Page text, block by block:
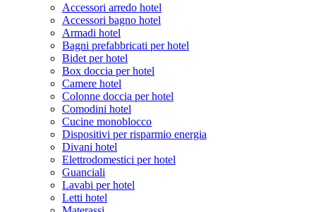
Accessori arredo hotel
Accessori bagno hotel
Armadi hotel
Bagni prefabbricati per hotel
Bidet per hotel
Box doccia per hotel
Camere hotel
Colonne doccia per hotel
Comodini hotel
Cucine monoblocco
Dispositivi per risparmio energia
Divani hotel
Elettrodomestici per hotel
Guanciali
Lavabi per hotel
Letti hotel